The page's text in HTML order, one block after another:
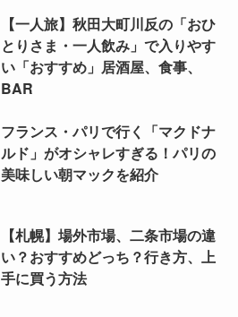
【一人旅】秋田大町川反の「おひ
とりさま・一人飲み」で入りやす
い「おすすめ」居酒屋、食事、
BAR
フランス・パリで行く「マクドナ
ルド」がオシャレすぎる！パリの
美味しい朝マックを紹介
【札幌】場外市場、二条市場の違
い？おすすめどっち？行き方、上
手に買う方法